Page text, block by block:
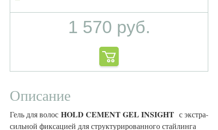
1 570 руб.
Описание
Гель для волос HOLD CEMENT GEL INSIGHT с экстра-
сильной фиксацией для структурированного стайлинга